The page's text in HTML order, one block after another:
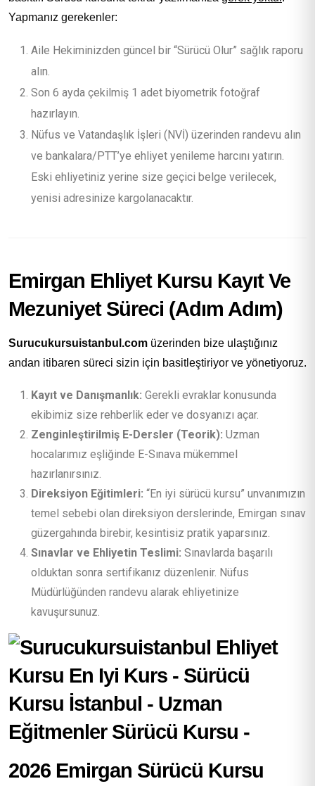
Yapmanız gerekenler:
Aile Hekiminizden güncel bir “Sürücü Olur” sağlık raporu
alın.
Son 6 ayda çekilmiş 1 adet biyometrik fotoğraf
hazırlayın.
Nüfus ve Vatandaşlık İşleri (NVİ) üzerinden randevu alın
ve bankalara/PTT’ye ehliyet yenileme harcını yatırın.
Eski ehliyetiniz yerine size geçici belge verilecek,
yenisi adresinize kargolanacaktır.
Emirgan Ehliyet Kursu Kayıt Ve
Mezuniyet Süreci (Adım Adım)
Surucukursuistanbul.com üzerinden bize ulaştığınız
andan itibaren süreci sizin için basitleştiriyor ve yönetiyoruz.
Kayıt ve Danışmanlık: Gerekli evraklar konusunda
ekibimiz size rehberlik eder ve dosyanızı açar.
Zenginleştirilmiş E-Dersler (Teorik): Uzman
hocalarımız eşliğinde E-Sınava mükemmel
hazırlanırsınız.
Direksiyon Eğitimleri: “En iyi sürücü kursu” unvanımızın
temel sebebi olan direksiyon derslerinde, Emirgan sınav
güzergahında birebir, kesintisiz pratik yaparsınız.
Sınavlar ve Ehliyetin Teslimi: Sınavlarda başarılı
olduktan sonra sertifikanız düzenlenir. Nüfus
Müdürlüğünden randevu alarak ehliyetinize
kavuşursunuz.
2026 Emirgan Sürücü Kursu